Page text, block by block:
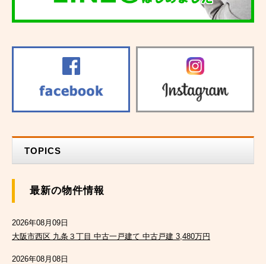
TOPICS
最新の物件情報
2026年08月09日
大阪市西区 九条３丁目 中古一戸建て 中古戸建 3,480万円
2026年08月08日